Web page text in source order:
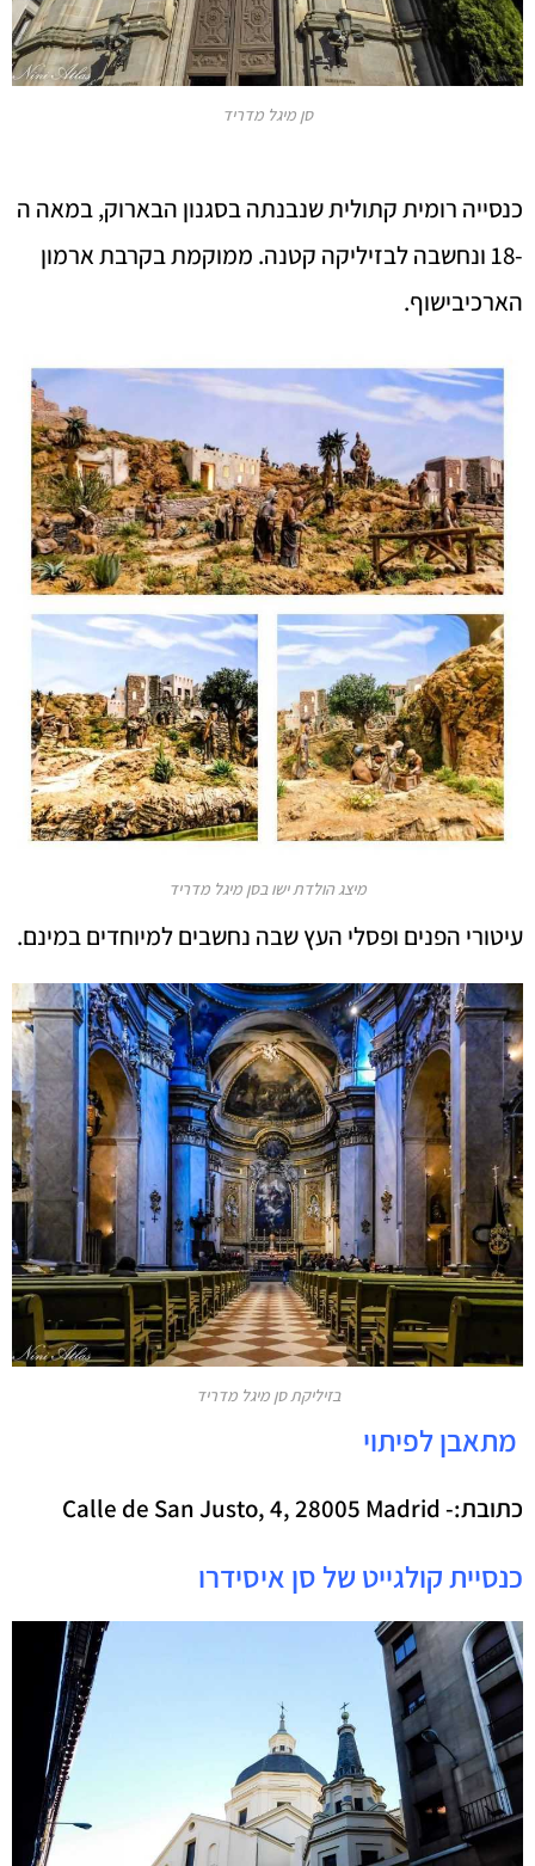
סן מיגל מדריד
כנסייה רומית קתולית שנבנתה בסגנון הבארוק, במאה ה
-18 ונחשבה לבזיליקה קטנה. ממוקמת בקרבת ארמון
הארכיבישוף.
מיצג הולדת ישו בסן מיגל מדריד
עיטורי הפנים ופסלי העץ שבה נחשבים למיוחדים במינם.
בזיליקת סן מיגל מדריד
מתאבן לפיתוי
כתובת:-Calle de San Justo, 4, 28005 Madrid
כנסיית קולגייט של סן איסידרו